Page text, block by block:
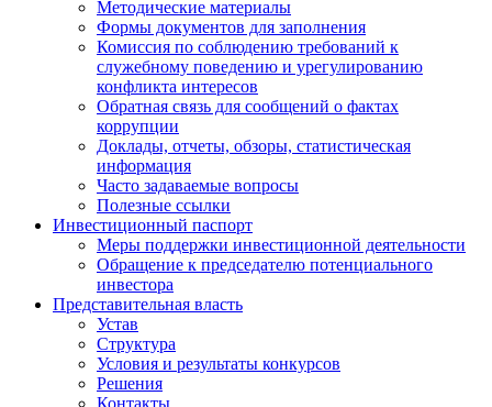
Методические материалы
Формы документов для заполнения
Комиссия по соблюдению требований к
служебному поведению и урегулированию
конфликта интересов
Обратная связь для сообщений о фактах
коррупции
Доклады, отчеты, обзоры, статистическая
информация
Часто задаваемые вопросы
Полезные ссылки
Инвестиционный паспорт
Меры поддержки инвестиционной деятельности
Обращение к председателю потенциального
инвестора
Представительная власть
Устав
Структура
Условия и результаты конкурсов
Решения
Контакты